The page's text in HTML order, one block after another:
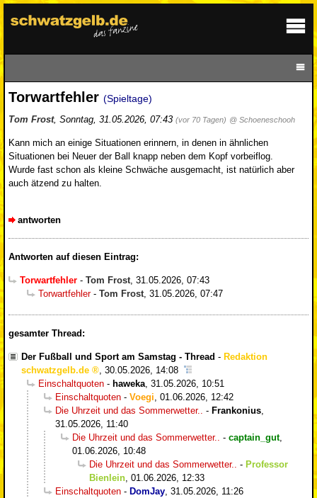
Torwartfehler (Spieltage)
Tom Frost, Sonntag, 31.05.2026, 07:43 (vor 70 Tagen) @ Schoeneschooh
Kann mich an einige Situationen erinnern, in denen in ähnlichen
Situationen bei Neuer der Ball knapp neben dem Kopf vorbeiflog.
Wurde fast schon als kleine Schwäche ausgemacht, ist natürlich aber
auch ätzend zu halten.
antworten
Antworten auf diesen Eintrag:
Torwartfehler - Tom Frost, 31.05.2026, 07:43
Torwartfehler- Tom Frost, 31.05.2026, 07:47
gesamter Thread:
Der Fußball und Sport am Samstag - Thread - Redaktion
schwatzgelb.de
30.05.2026, 14:08
Einschaltquoten - haweka 31.05.2026, 10:51
Einschaltquoten - Voegi 01.06.2026, 12:42
Die Uhrzeit und das Sommerwetter..
- Frankonius
31.05.2026, 11:40
Die Uhrzeit und das Sommerwetter..
- captain_gut,
01.06.2026, 10:48
Die Uhrzeit und das Sommerwetter..
- Professor
Bienlein 01.06.2026, 12:33
Einschaltquoten - DomJay 31.05.2026, 11:26